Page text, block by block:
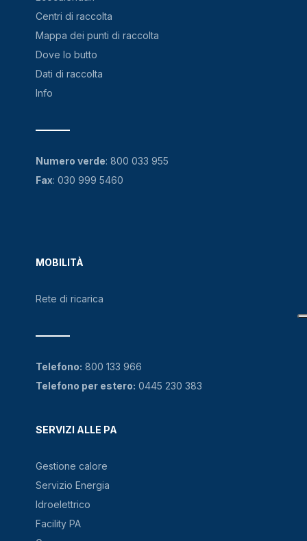
Centri di raccolta
Mappa dei punti di raccolta
Dove lo butto
Dati di raccolta
Info
MOBILITÀ
Rete di ricarica
SERVIZI ALLE PA
Gestione calore
Servizio Energia
Idroelettrico
Facility PA
Numero verde: 800 033 955
Fax: 030 999 5460
Telefono: 800 133 966
Telefono per estero: 0445 230 383